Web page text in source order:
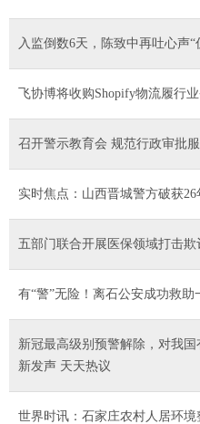
入监倒数6天，陈致中再吐心声
飞协博将收购Shopify物流履行
召开警示教育会 规范行政审批
实时焦点：山西晋城警方破获
五部门联合开展医保领域打击
有“警”无险！离石公安成功救
新冠最高级别预警解除，对我
新发声 天天热议
世界时讯：石家庄农村人居环